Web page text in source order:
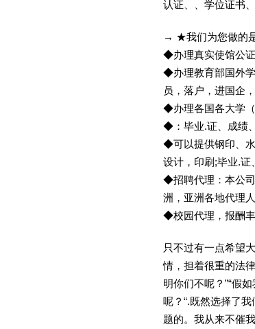
认证、、学位证书
→ ★我们为您做的
◆办理真实使馆公
◆办理教育部国外
员，落户，进国企
◆办理各国各大学
◆：毕业.证、成绩
◆可以提供钢印、水
设计，印刷;毕业.证
◆招聘代理：本公
洲，亚洲各地代理
◆校园代理，报酬丰
只不过有一点希望
情，担着很重的法
明你们不呢？”“假
呢？“.既然选择了
题的。我从来不催